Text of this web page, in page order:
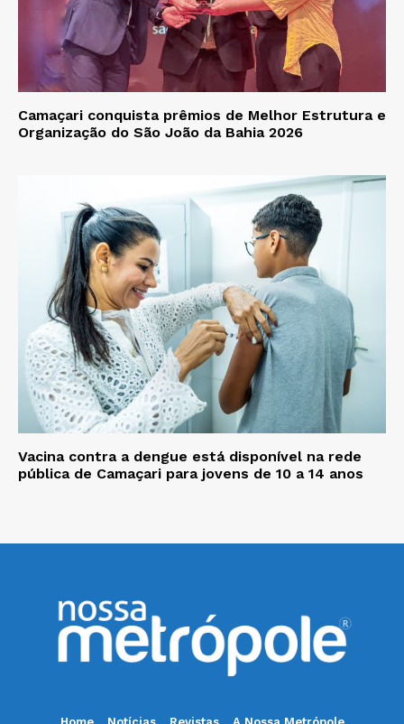
Camaçari conquista prêmios de Melhor Estrutura e
Organização do São João da Bahia 2026
Vacina contra a dengue está disponível na rede
pública de Camaçari para jovens de 10 a 14 anos